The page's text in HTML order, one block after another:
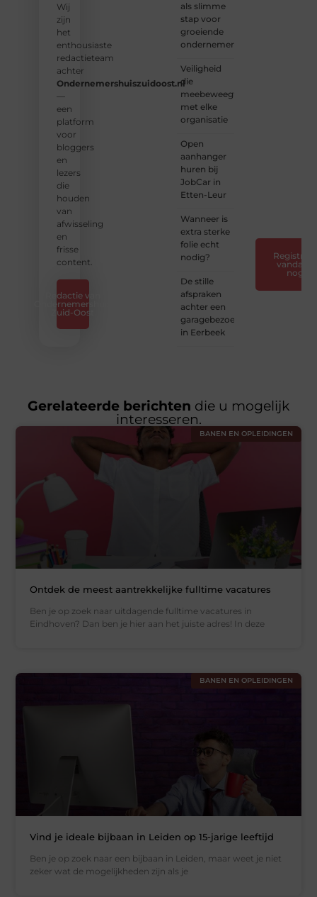
Wij
zijn
het
enthousiaste
redactieteam
achter
Ondernemershuiszuidoost.nl
—
een
platform
voor
bloggers
en
lezers
die
houden
van
afwisseling
en
frisse
content.
Redactie van
Ondernemershuis
Zuid-Oost
als slimme
stap voor
groeiende
ondernemers
Veiligheid
die
meebeweegt
met elke
organisatie
Open
aanhanger
huren bij
JobCar in
Etten-Leur
Wanneer is
extra sterke
folie echt
nodig?
De stille
afspraken
achter een
garagebezoek
in Eerbeek
Registreer
vandaag
nog
Gerelateerde berichten die u mogelijk
interesseren.
BANEN EN OPLEIDINGEN
Ontdek de meest aantrekkelijke fulltime vacatures
Ben je op zoek naar uitdagende fulltime vacatures in
Eindhoven? Dan ben je hier aan het juiste adres! In deze
BANEN EN OPLEIDINGEN
Vind je ideale bijbaan in Leiden op 15-jarige leeftijd
Ben je op zoek naar een bijbaan in Leiden, maar weet je niet
zeker wat de mogelijkheden zijn als je